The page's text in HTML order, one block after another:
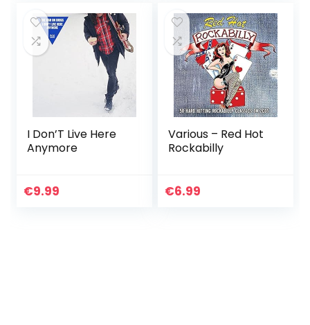
I Don’T Live Here
Anymore
€9.99
Various – Red Hot
Rockabilly
€6.99